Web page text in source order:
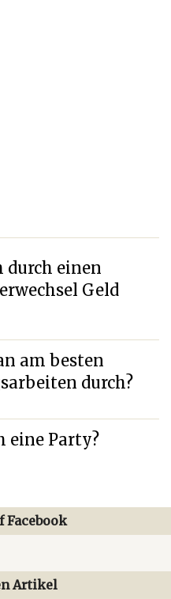
durch einen
Geld
am besten
durch?
eine Party?
Facebook
Artikel